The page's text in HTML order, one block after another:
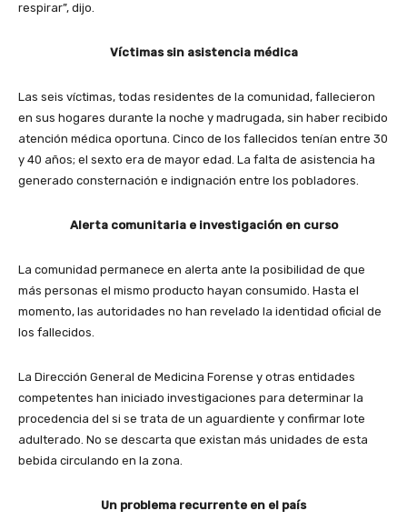
respirar”, dijo.
Víctimas sin asistencia médica
Las seis víctimas, todas residentes de la comunidad, fallecieron
en sus hogares durante la noche y madrugada, sin haber recibido
atención médica oportuna. Cinco de los fallecidos tenían entre 30
y 40 años; el sexto era de mayor edad. La falta de asistencia ha
generado consternación e indignación entre los pobladores.
Alerta comunitaria e investigación en curso
La comunidad permanece en alerta ante la posibilidad de que
más personas el mismo producto hayan consumido. Hasta el
momento, las autoridades no han revelado la identidad oficial de
los fallecidos.
La Dirección General de Medicina Forense y otras entidades
competentes han iniciado investigaciones para determinar la
procedencia del si se trata de un aguardiente y confirmar lote
adulterado. No se descarta que existan más unidades de esta
bebida circulando en la zona.
Un problema recurrente en el país